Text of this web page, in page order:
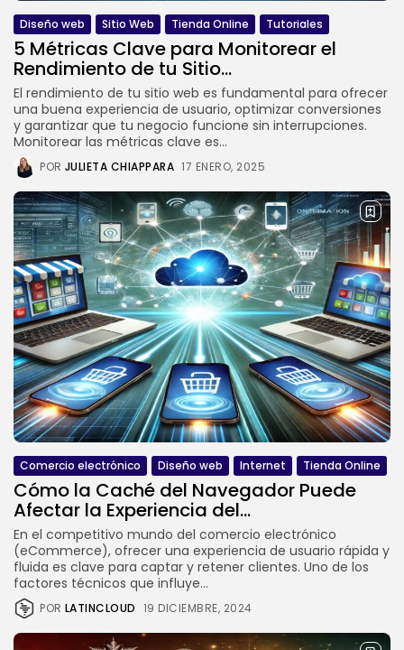
Diseño web Sitio Web Tienda Online Tutoriales
5 Métricas Clave para Monitorear el
Rendimiento de tu Sitio...
El rendimiento de tu sitio web es fundamental para ofrecer
una buena experiencia de usuario, optimizar conversiones
y garantizar que tu negocio funcione sin interrupciones.
Monitorear las métricas clave es...
POR JULIETA CHIAPPARA 17 ENERO, 2025
Comercio electrónico Diseño web Internet Tienda Online
Cómo la Caché del Navegador Puede
Afectar la Experiencia del...
En el competitivo mundo del comercio electrónico
(eCommerce), ofrecer una experiencia de usuario rápida y
fluida es clave para captar y retener clientes. Uno de los
factores técnicos que influye...
POR LATINCLOUD 19 DICIEMBRE, 2024